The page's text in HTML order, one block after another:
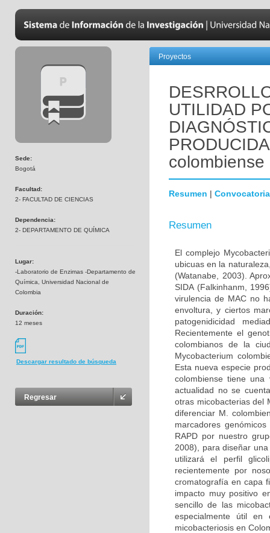
Sede:
Bogotá
Facultad:
2- FACULTAD DE CIENCIAS
Dependencia:
2- DEPARTAMENTO DE QUÍMICA
Lugar:
-Laboratorio de Enzimas -Departamento de
Química, Universidad Nacional de
Colombia
Duración:
12 meses
Descargar resultado de búsqueda
Regresar
Proyectos
UTILIDAD
colombiense
Resumen | Convocatoria
Resumen
El complejo
ubicuas en la
(Watanabe, 2003).
SIDA (Falkinhanm,
virulencia de MAC no
envoltura, y ciertos
patogenidicidad
Recientemente el
colombianos de la
Mycobacterium
Esta nueva especie
colombiense tiene
actualidad no se
otras micobacterias del
diferenciar M.
marcadores
RAPD por nuestro
2008), para diseñar
utilizará el perfil
recientemente por
cromatografía en capa
impacto muy positivo
sencillo de las
especialmente útil en
micobacteriosis en